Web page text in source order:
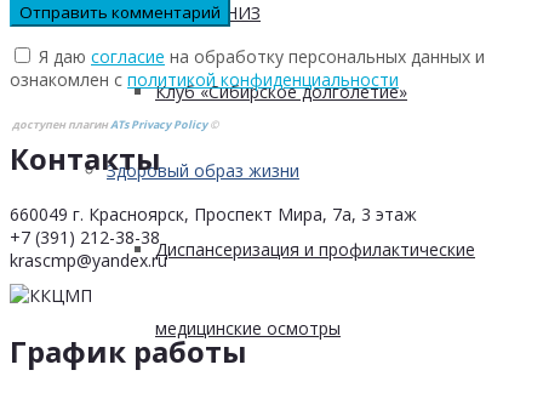
Школа ХНИЗ
Клуб «Сибирское долголетие»
Здоровый образ жизни
Диспансеризация и профилактические
медицинские осмотры
Я даю согласие на обработку персональных данных и
ознакомлен с политикой конфиденциальности
доступен плагинATs Privacy Policy©
Контакты
660049 г. Красноярск, Проспект Мира, 7а, 3 этаж
+7 (391) 212-38-38
krascmp@yandex.ru
График работы